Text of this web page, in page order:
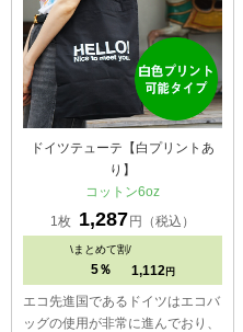
ドイツテューテ【白プリントあ
り】
コットン6oz
1枚
1,287円（税込）
\まとめて割/
5％ 1,112 円
エコ先進国であるドイツはエコバ
ッグの使用が非常に進んでおり、